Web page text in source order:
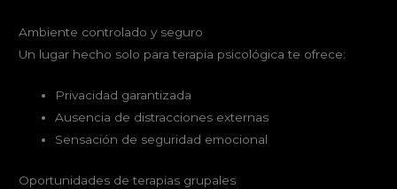
Ambiente controlado y seguro
Un lugar hecho solo para terapia psicológica te ofrece:
Privacidad garantizada
Ausencia de distracciones externas
Sensación de seguridad emocional
Oportunidades de terapias grupales